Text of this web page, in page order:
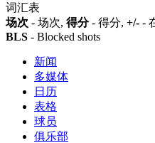
词汇表
场次 - 场次, 得分- 得分, +/- -
BLS - Blocked shots
新闻
多媒体
日历
表格
球员
俱乐部